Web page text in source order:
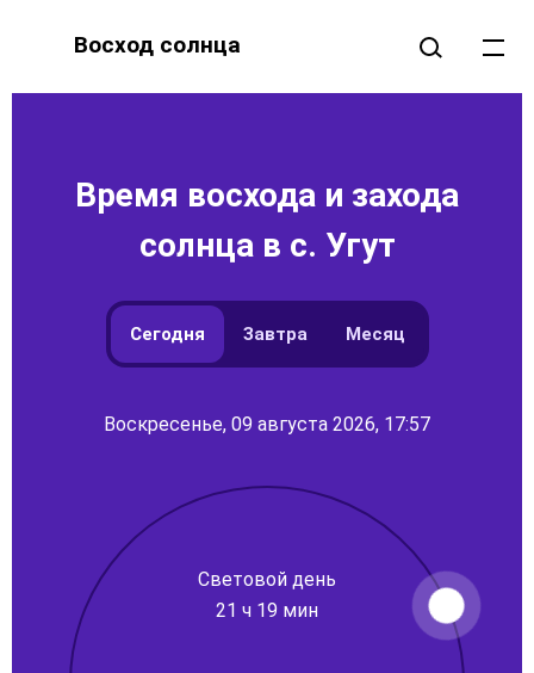
Восход солнца
Время восхода и захода
солнца в с. Угут
Сегодня Завтра Месяц
Воскресенье, 09 августа 2026, 17:57
Световой день
21 ч 19 мин